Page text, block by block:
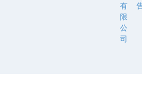
有
限
公
司